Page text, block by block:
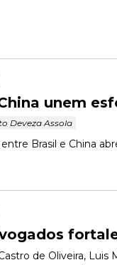
unem
Deveza Assola
Brasil e China
de Oliveira,